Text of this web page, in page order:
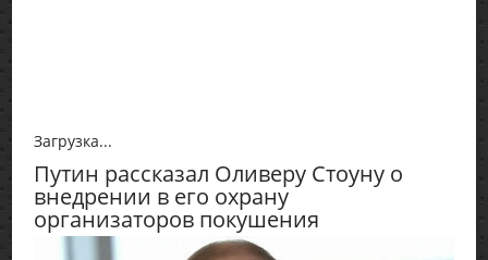
Загрузка...
Путин рассказал Оливеру Стоуну о
внедрении в его охрану
организаторов покушения